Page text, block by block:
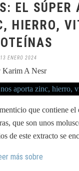
EL SÚPER
HIERRO,
13 ENERO 2024
Karim A Nesr
que contiene el
que son unos
de este extracto se
más sobre